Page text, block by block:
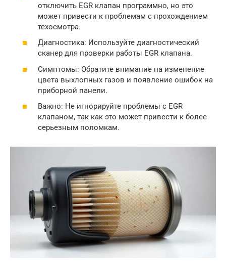
отключить EGR клапан программно, но это
может привести к проблемам с прохождением
техосмотра.
Диагностика: Используйте диагностический
сканер для проверки работы EGR клапана.
Симптомы: Обратите внимание на изменение
цвета выхлопных газов и появление ошибок на
приборной панели.
Важно: Не игнорируйте проблемы с EGR
клапаном, так как это может привести к более
серьезным поломкам.